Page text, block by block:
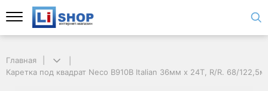
Главная
Каретка под квадрат Neco B910B Italian 36мм x 24T, R/R. 68/